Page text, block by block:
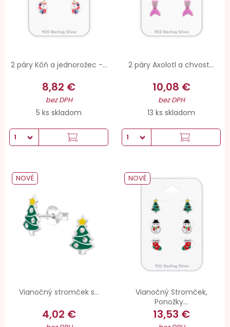
2 páry Kôň a jednorožec -...
8,82 €
bez DPH
5 ks skladom
2 páry Axolotl a chvost...
10,08 €
bez DPH
13 ks skladom
Vianočný stromček s...
4,02 €
NOVÉ
Vianočný Stromček,
Ponožky...
13,53 €
NOVÉ